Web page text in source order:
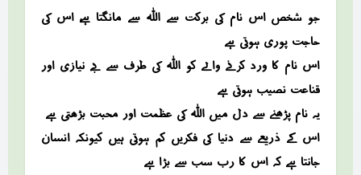
جو شخص اس نام کی برکت سے اللہ سے مانگتا ہے، اس کی
حاجت پوری ہوتی ہے
اس نام کا ورد کرنے والے کو اللہ کی طرف سے بے نیازی اور
قناعت نصیب ہوتی ہے
یہ نام پڑھنے سے دل میں اللہ کی عظمت اور محبت بڑھتی ہے
اس کے ذریعے سے دنیا کی فکریں کم ہوتی ہیں کیونکہ انسان
جانتا ہے کہ اس کا رب سب سے بڑا ہے